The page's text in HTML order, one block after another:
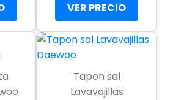
VER PRECIO
Tapon sal
Lavavajillas